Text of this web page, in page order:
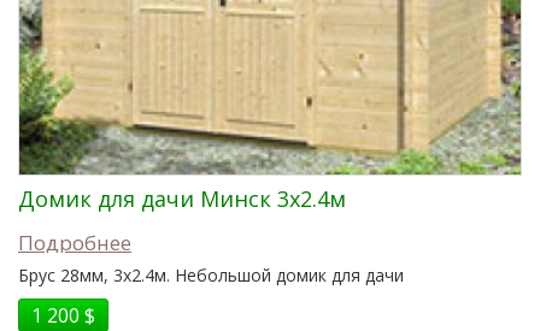
Домик для дачи Минск 3x2.4м
Подробнее
Брус 28мм, 3x2.4м. Небольшой домик для дачи
1 200 $